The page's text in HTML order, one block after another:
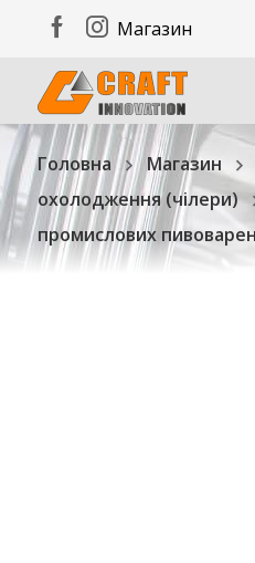
Магазин
Головна Магазин
охолодження (чілери)
промислових